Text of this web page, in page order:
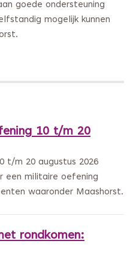
goede ondersteuning
mogelijk kunnen
10 t/m 20
t/m 20 augustus 2026
een militaire oefening
waaronder Maashorst.
rondkomen: